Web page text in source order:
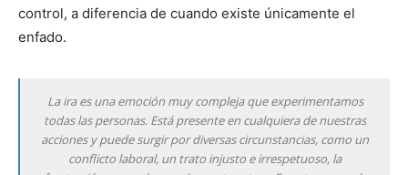
control, a diferencia de cuando existe únicamente el
enfado.
La ira es una emoción muy compleja que experimentamos
todas las personas. Está presente en cualquiera de nuestras
acciones y puede surgir por diversas circunstancias, como un
conflicto laboral, un trato injusto e irrespetuoso, la